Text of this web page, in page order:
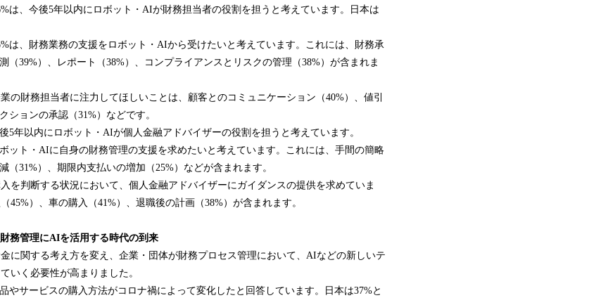
は、今後5年以内にロボット・AIが財務担当者の役割を担うと考えています。日本は
は、財務業務の支援をロボット・AIから受けたいと考えています。これには、財務承
（39%）、レポート（38%）、コンプライアンスとリスクの管理（38%）が含まれま
の財務担当者に注力してほしいことは、顧客とのコミュニケーション（40%）、値引
ションの承認（31%）などです。
5年以内にロボット・AIが個人金融アドバイザーの役割を担うと考えています。
ット・AIに自身の財務管理の支援を求めたいと考えています。これには、手間の簡略
（31%）、期限内支払いの増加（25%）などが含まれます。
を判断する状況において、個人金融アドバイザーにガイダンスの提供を求めていま
45%）、車の購入（41%）、退職後の計画（38%）が含まれます。
財務管理にAIを活用する時代の到来
に関する考え方を変え、企業・団体が財務プロセス管理において、AIなどの新しいテ
いく必要性が高まりました。
やサービスの購入方法がコロナ禍によって変化したと回答しています。日本は37%と